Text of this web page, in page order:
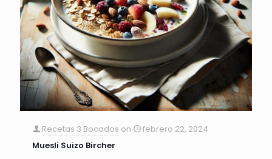
Recetas 3 Bocados on
febrero 22, 2024
Muesli Suizo Bircher